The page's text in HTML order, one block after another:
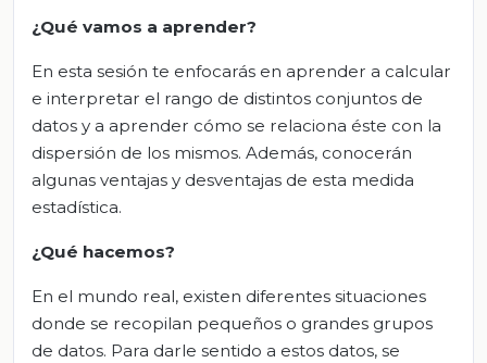
¿Qué vamos a aprender?
En esta sesión te enfocarás en aprender a calcular
e interpretar el rango de distintos conjuntos de
datos y a aprender cómo se relaciona éste con la
dispersión de los mismos. Además, conocerán
algunas ventajas y desventajas de esta medida
estadística.
¿Qué hacemos?
En el mundo real, existen diferentes situaciones
donde se recopilan pequeños o grandes grupos
de datos. Para darle sentido a estos datos, se